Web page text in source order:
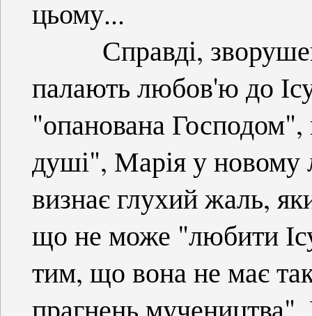
цьому...
Справді,
палають любов'ю до
"опанована Господом",
душі", Марія у новому
визнає глухий жаль,
що не може "любити
тим, що вона не має